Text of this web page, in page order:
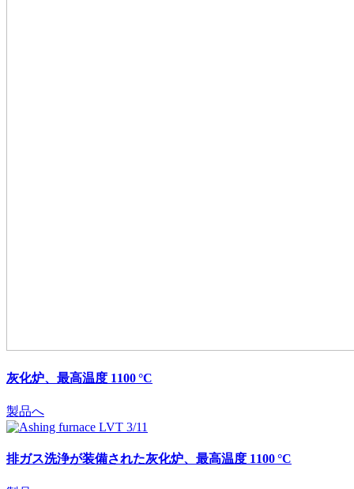
灰化炉、最高温度 1100 °C
製品へ
排ガス洗浄が装備された灰化炉、最高温度 1100 °C